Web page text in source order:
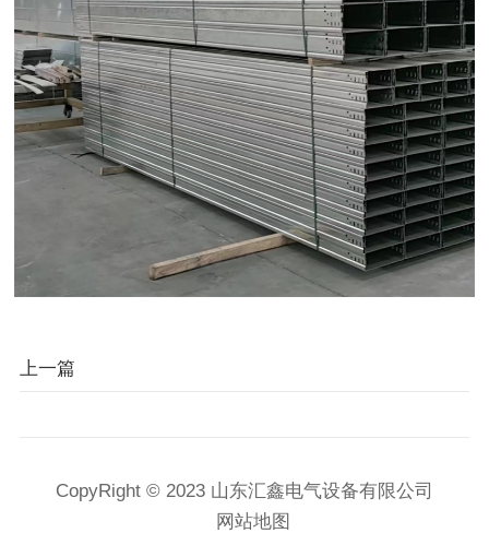
上一篇
CopyRight © 2023 山东汇鑫电气设备有限公司
网站地图